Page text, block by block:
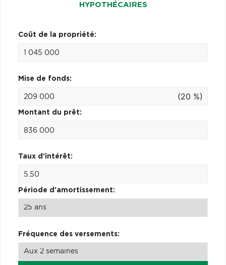
HYPOTHÉCAIRES
Coût de la propriété:
Mise de fonds:
(20 %)
Montant du prêt:
Taux d'intérêt:
Période d'amortissement:
Fréquence des versements: